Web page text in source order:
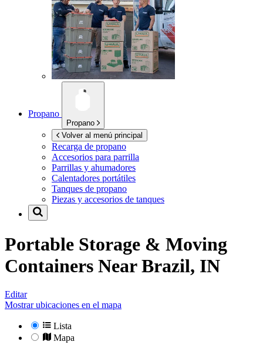
Propano
Propano
Volver al menú principal
Recarga de propano
Accesorios para parrilla
Parrillas y ahumadores
Calentadores portátiles
Tanques de propano
Piezas y accesorios de tanques
Portable Storage & Moving
Containers NearBrazil, IN
Editar
Mostrar ubicaciones en el mapa
Lista
Mapa